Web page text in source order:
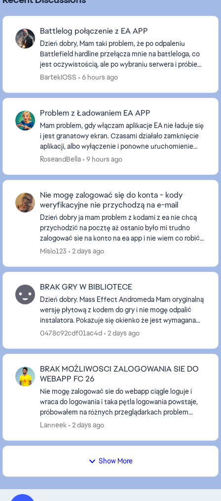
Battlelog połączenie z EA APP
Dzień dobry, Mam taki problem, że po odpaleniu
Battlefield hardline przełącza mnie na battleloga, co
jest oczywistością, ale po wybraniu serwera i próbie
dołączenia wyskakuje okienko takie jak na sc...
BartekIOSS 6 hours ago
Problem z Ładowaniem EA APP
Mam problem, gdy włączam aplikacje EA nie ładuje się
i jest granatowy ekran. Czasami działało zamknięcie
aplikacji, albo wyłączenie i ponowne uruchomienie
komputera, by naprawiło się. Teraz nic nie p...
RoseandBella 9 hours ago
Nie mogę zalogować się do konta - kody
weryfikacyjne nie przychodzą na e-mail
Dzień dobry ja mam problem z kodami z ea nie chcą
przychodzić na pocztę aż ostanio było mi trudno
zalogować sie na konto na ea app i nie wiem co robić
nawet nazwy nie moge zmienić bo muszę potwierdzi...
Misio123 2 days ago
BRAK GRY W BIBLIOTECE
Dzień dobry. Mass Effect Andromeda Mam oryginalną
wersję płytową z kodem do gry i nie mogę odpalić
instalatora. Pokazuje się okienko że jest wymagana
aplikacja origin z kodem błędu 14:1. Po zainsta...
0478c92cdf01ac4d 2 days ago
BRAK MOŻLIWOSCI ZALOGOWANIA SIE DO
WEBAPP FC 26
Nie mogę zalogować sie do webapp ciągle loguje i
wraca do logowania i taka pętla logowania powstaje,
próbowałem na różnych przeglądarkach problem
ciągle się powtarza tak samo w trybie incognito,
Lanneek 2 days ago
Show More